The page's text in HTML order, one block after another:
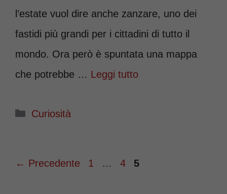
l’estate vuol dire anche zanzare, uno dei
fastidi più grandi per i cittadini di tutto il
mondo. Ora però è spuntata una mappa
che potrebbe … Leggi tutto
Categorie
Curiosità
← Precedente Pagina
1 … Pagina
4 Pagina
5